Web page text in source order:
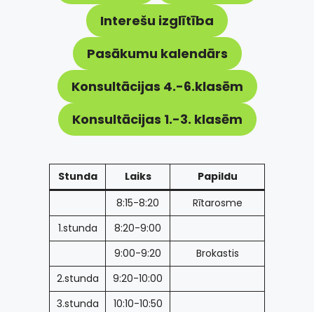
Interešu izglītība
Pasākumu kalendārs
Konsultācijas 4.-6.klasēm
Konsultācijas 1.-3. klasēm
Stunda Laiks
Papildu
8:15-8:20
Rītarosme
1.stunda
8:20-9:00
9:00-9:20
Brokastis
2.stunda
9:20-10:00
3.stunda
10:10-10:50